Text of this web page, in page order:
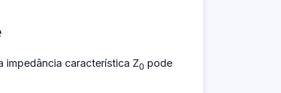
impedância característica Z0 pode